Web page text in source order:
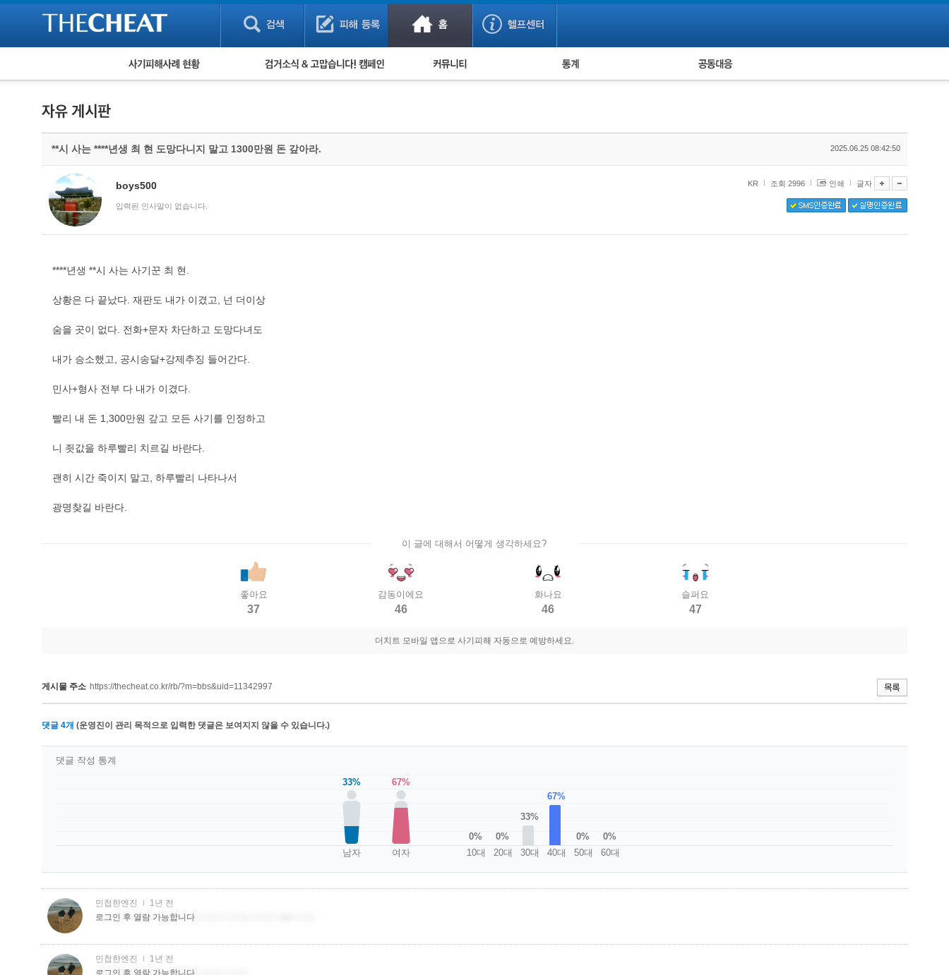
피해사례 현황
보이스피싱 피해사례
유해사이트 목록
비공개 피해사례
검거 소식 사기 예방했어요! 누적 피해사례 통계 피해자 공동대응
**시 사는 ****년생 최 현 도망다니지 말고 1300만원 돈 갚아라. 2025.06.25 08:42:50
boys500
입력된 인사말이 없습니다.
KR 조회 2996 인쇄 글자
****년생 **시 사는 사기꾼 최 현.
상황은 다 끝났다. 재판도 내가 이겼고, 넌 더이상
숨을 곳이 없다. 전화+문자 차단하고 도망다녀도
내가 승소했고, 공시송달+강제추징 들어간다.
민사+형사 전부 다 내가 이겼다.
빨리 내 돈 1,300만원 갚고 모든 사기를 인정하고
니 죗값을 하루빨리 치르길 바란다.
괜히 시간 죽이지 말고, 하루빨리 나타나서
광명찾길 바란다.
이 글에 대해서 어떻게 생각하세요?
좋아요
37
감동이에요
46
화나요
46
슬퍼요
47
더치트 모바일 앱으로 사기피해 자동으로 예방하세요.
게시물 주소 https://thecheat.co.kr/rb/?m=bbs&uid=11342997
댓글 4개 (운영진이 관리 목적으로 입력한 댓글은 보여지지 않을 수 있습니다.)
33%
남자
67%
여자
0%
10대
0%
20대
33%
30대
67%
40대
0%
50대
0%
60대
댓글 작성 통계